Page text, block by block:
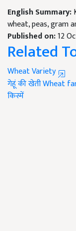
English Summary:
wheat, peas, gram
Published on:12
Related
Wheat Variety
गेहूं की खेतीWheat
किस्में